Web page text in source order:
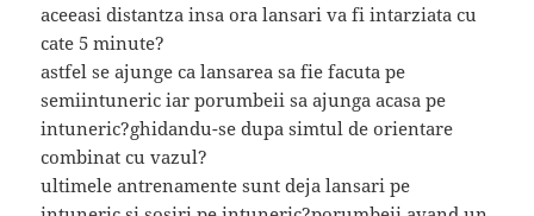
aceeasi distantza insa ora lansari va fi intarziata cu
cate 5 minute?
astfel se ajunge ca lansarea sa fie facuta pe
semiintuneric iar porumbeii sa ajunga acasa pe
intuneric?ghidandu-se dupa simtul de orientare
combinat cu vazul?
ultimele antrenamente sunt deja lansari pe